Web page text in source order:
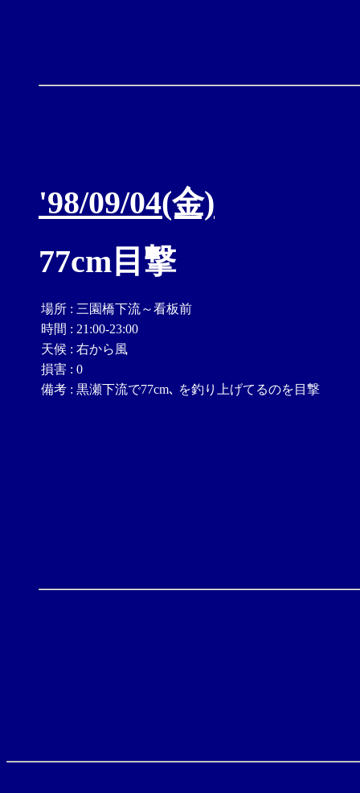
'98/09/04(金)
77cm目撃
場所 : 三園橋下流～看板前
時間 : 21:00-23:00
天候 : 右から風
損害 : 0
備考 : 黒瀬下流で77cm､ を釣り上げてるのを目撃